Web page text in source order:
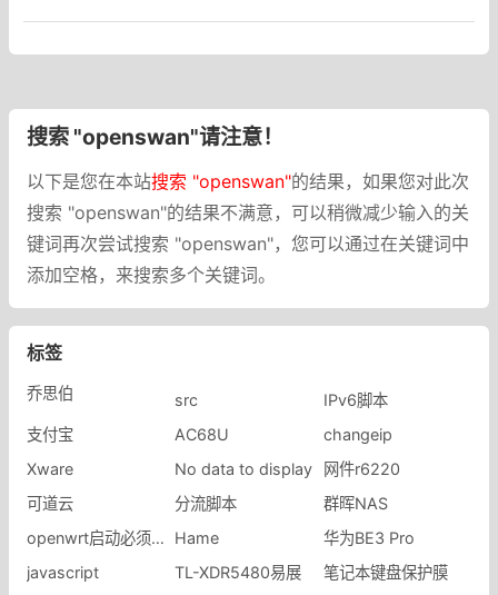
搜索 "openswan"请注意！
以下是您在本站搜索 "openswan"的结果，如果您对此次
搜索 "openswan"的结果不满意，可以稍微减少输入的关
键词再次尝试搜索 "openswan"，您可以通过在关键词中
添加空格，来搜索多个关键词。
标签
乔思伯 src
IPv6脚本
支付宝
AC68U
changeip
Xware
No data to display
网件r6220
可道云
分流脚本
群晖NAS
openwrt启动必须按回车
Hame
华为BE3 Pro
javascript
TL-XDR5480易展
笔记本键盘保护膜